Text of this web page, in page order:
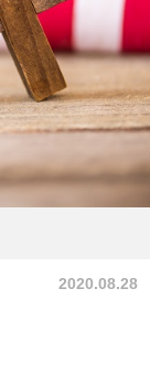
2020.08.28